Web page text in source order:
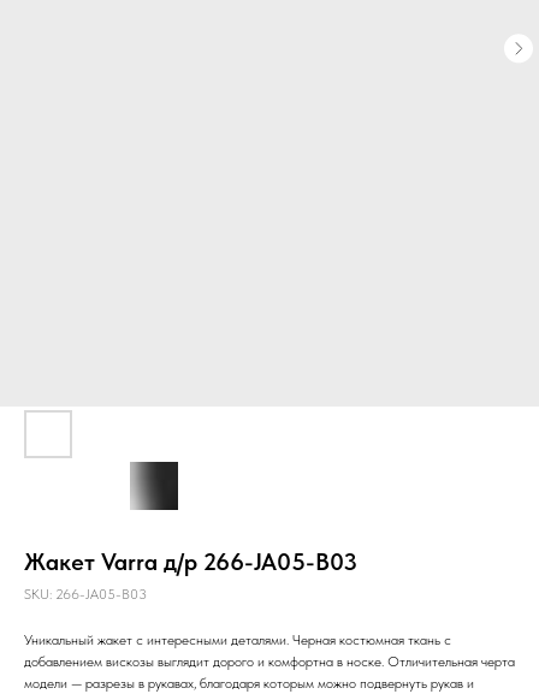
Жакет Varra д/р 266-JA05-B03
SKU: 266-JA05-B03
Уникальный жакет с интересными деталями. Черная костюмная ткань с
добавлением вискозы выглядит дорого и комфортна в носке. Отличительная черта
модели — разрезы в рукавах, благодаря которым можно подвернуть рукав и